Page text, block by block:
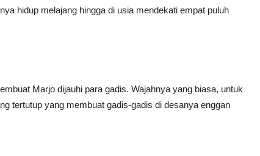
hidup melajang hingga di usia mendekati empat puluh
Marjo dijauhi para gadis. Wajahnya yang biasa, untuk
tertutup yang membuat gadis-gadis di desanya enggan